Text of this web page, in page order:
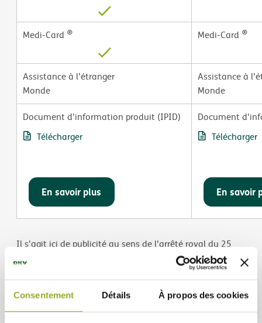
Consentement Détails À propos des cookies
Medi-Card ®
Assistance à l'étranger
Monde
Document d'information produit (IPID)
Télécharger
En savoir plus
Medi-Card ®
Assistance à
Monde
Document
Télécharger
En savoir
Il s'agit ici de publicité au sens de l'arrêté royal du 25
avril 2014 imposant certaines obligations en matière
d'information lors de la commercialisation de produits
d'information et avant de souscrire à l’un de ces
produits, veuillez consulter le document d'information